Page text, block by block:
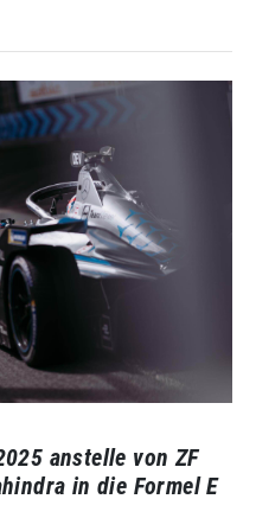
anstelle von ZF
in die Formel E